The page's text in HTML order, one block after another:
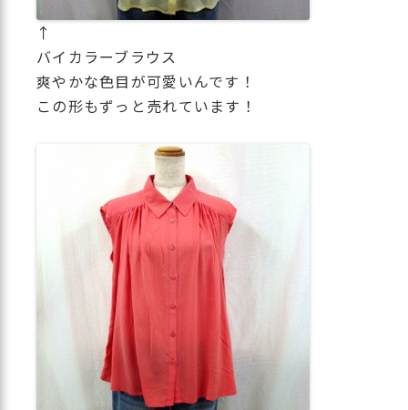
↑
バイカラーブラウス
爽やかな色目が可愛いんです！
この形もずっと売れています！